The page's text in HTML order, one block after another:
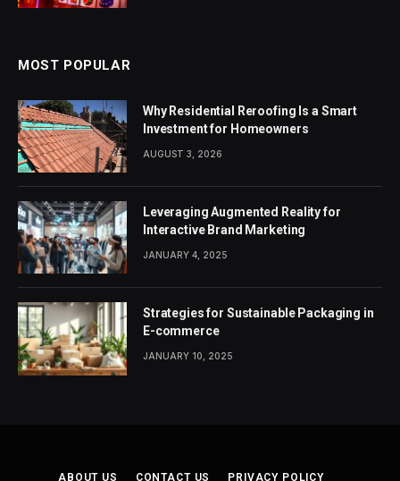
MOST POPULAR
Why Residential Reroofing Is a Smart
Investment for Homeowners
AUGUST 3, 2026
Leveraging Augmented Reality for
Interactive Brand Marketing
JANUARY 4, 2025
Strategies for Sustainable Packaging in
E-commerce
JANUARY 10, 2025
ABOUT US CONTACT US PRIVACY POLICY